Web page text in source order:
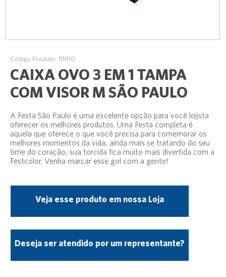
Código Produto: 111810
CAIXA OVO 3 EM 1 TAMPA
COM VISOR M SÃO PAULO
A Festa São Paulo é uma excelente opção para você lojista
oferecer os melhores produtos. Uma Festa completa é
aquela que oferece o que você precisa para comemorar os
melhores momentos da vida, ainda mais se tratando do seu
time do coração, sua torcida fica muito mais divertida com a
Festcolor. Venha marcar esse gol com a gente!
Veja esse produto em nossa Loja
Deseja ser atendido por um representante?